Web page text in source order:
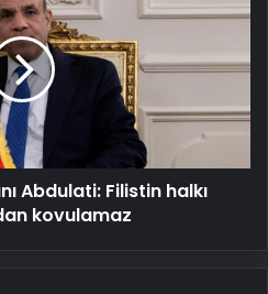
Abdulati: Filistin halkı
kovulamaz